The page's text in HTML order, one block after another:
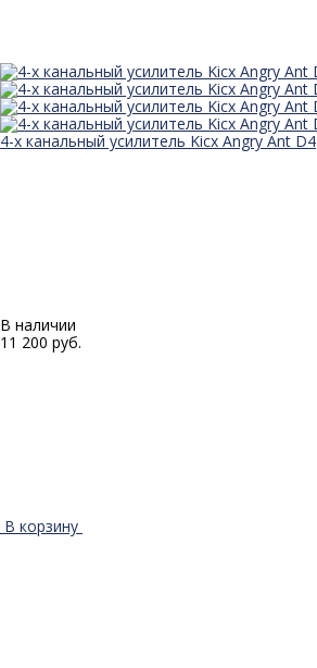
4-х канальный усилитель Kicx Angry Ant D4
В наличии
11 200 руб.
В корзину